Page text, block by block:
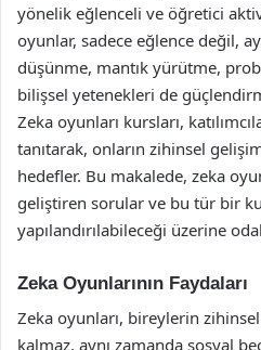
yönelik eğlenceli ve öğretici
oyunlar, sadece eğlence değil,
düşünme, mantık yürütme,
bilişsel yetenekleri de
Zeka oyunları kursları,
tanıtarak, onların zihinsel
hedefler. Bu makalede, zeka
geliştiren sorular ve bu tür bir
yapılandırılabileceği üzerine
Zeka Oyunlarının Faydaları
Zeka oyunları, bireylerin
kalmaz, aynı zamanda sosyal